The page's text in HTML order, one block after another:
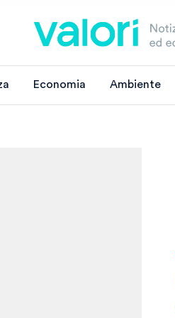
Economia Ambiente